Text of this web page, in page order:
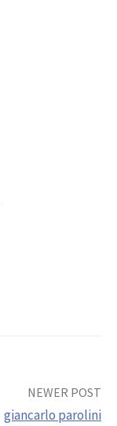
NEWER POST
giancarlo parolini